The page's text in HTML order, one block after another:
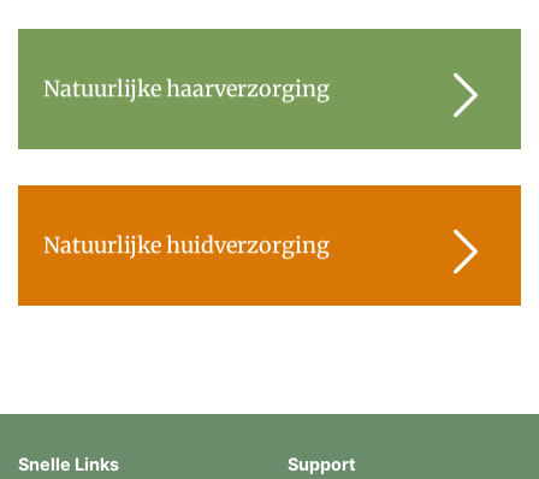
Natuurlijke haarverzorging
Natuurlijke huidverzorging
Snelle Links
Support